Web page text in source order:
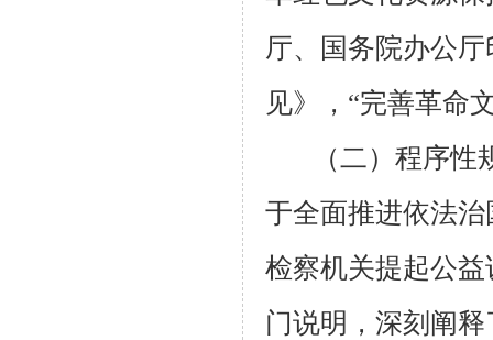
厅、国务院办公
见》，“完善革命
（二）程序
于全面推进依法
检察机关提起公
门说明，深刻阐